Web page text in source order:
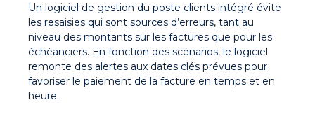
Un logiciel de gestion du poste clients intégré évite
les resaisies qui sont sources d’erreurs, tant au
niveau des montants sur les factures que pour les
échéanciers. En fonction des scénarios, le logiciel
remonte des alertes aux dates clés prévues pour
favoriser le paiement de la facture en temps et en
heure.